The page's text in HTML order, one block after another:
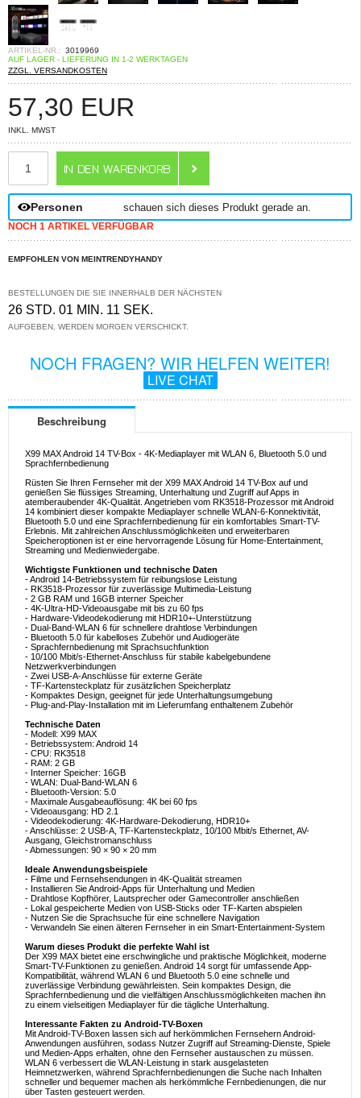
ARTIKEL-NR.: 3019969
AUF LAGER - LIEFERUNG IN 1-2 WERKTAGEN
ZZGL. VERSANDKOSTEN
57,30 EUR
INKL. MWST
Personen schauen sich dieses Produkt gerade an.
NOCH 1 ARTIKEL VERFÜGBAR
EMPFOHLEN VON MEINTRENDYHANDY
BESTELLUNGEN DIE SIE INNERHALB DER NÄCHSTEN
26 STD. 01 MIN. 11 SEK.
AUFGEBEN, WERDEN MORGEN VERSCHICKT.
NOCH FRAGEN? WIR HELFEN WEITER!
LIVE CHAT
Beschreibung
X99 MAX Android 14 TV-Box - 4K-Mediaplayer mit WLAN 6, Bluetooth 5.0 und
Sprachfernbedienung
Rüsten Sie Ihren Fernseher mit der X99 MAX Android 14 TV-Box auf und
genießen Sie flüssiges Streaming, Unterhaltung und Zugriff auf Apps in
atemberaubender 4K-Qualität. Angetrieben vom RK3518-Prozessor mit Android
14 kombiniert dieser kompakte Mediaplayer schnelle WLAN-6-Konnektivität,
Bluetooth 5.0 und eine Sprachfernbedienung für ein komfortables Smart-TV-
Erlebnis. Mit zahlreichen Anschlussmöglichkeiten und erweiterbaren
Speicheroptionen ist er eine hervorragende Lösung für Home-Entertainment,
Streaming und Medienwiedergabe.
Wichtigste Funktionen und technische Daten
- Android 14-Betriebssystem für reibungslose Leistung
- RK3518-Prozessor für zuverlässige Multimedia-Leistung
- 2 GB RAM und 16GB interner Speicher
- 4K-Ultra-HD-Videoausgabe mit bis zu 60 fps
- Hardware-Videodekodierung mit HDR10+-Unterstützung
- Dual-Band-WLAN 6 für schnellere drahtlose Verbindungen
- Bluetooth 5.0 für kabelloses Zubehör und Audiogeräte
- Sprachfernbedienung mit Sprachsuchfunktion
- 10/100 Mbit/s-Ethernet-Anschluss für stabile kabelgebundene
Netzwerkverbindungen
- Zwei USB-A-Anschlüsse für externe Geräte
- TF-Kartensteckplatz für zusätzlichen Speicherplatz
- Kompaktes Design, geeignet für jede Unterhaltungsumgebung
- Plug-and-Play-Installation mit im Lieferumfang enthaltenem Zubehör
Technische Daten
- Modell: X99 MAX
- Betriebssystem: Android 14
- CPU: RK3518
- RAM: 2 GB
- Interner Speicher: 16GB
- WLAN: Dual-Band-WLAN 6
- Bluetooth-Version: 5.0
- Maximale Ausgabeauflösung: 4K bei 60 fps
- Videoausgang: HD 2.1
- Videodekodierung: 4K-Hardware-Dekodierung, HDR10+
- Anschlüsse: 2 USB-A, TF-Kartensteckplatz, 10/100 Mbit/s Ethernet, AV-
Ausgang, Gleichstromanschluss
- Abmessungen: 90 × 90 × 20 mm
Ideale Anwendungsbeispiele
- Filme und Fernsehsendungen in 4K-Qualität streamen
- Installieren Sie Android-Apps für Unterhaltung und Medien
- Drahtlose Kopfhörer, Lautsprecher oder Gamecontroller anschließen
- Lokal gespeicherte Medien von USB-Sticks oder TF-Karten abspielen
- Nutzen Sie die Sprachsuche für eine schnellere Navigation
- Verwandeln Sie einen älteren Fernseher in ein Smart-Entertainment-System
Warum dieses Produkt die perfekte Wahl ist
Der X99 MAX bietet eine erschwingliche und praktische Möglichkeit, moderne
Smart-TV-Funktionen zu genießen. Android 14 sorgt für umfassende App-
Kompatibilität, während WLAN 6 und Bluetooth 5.0 eine schnelle und
zuverlässige Verbindung gewährleisten. Sein kompaktes Design, die
Sprachfernbedienung und die vielfältigen Anschlussmöglichkeiten machen ihn
zu einem vielseitigen Mediaplayer für die tägliche Unterhaltung.
Interessante Fakten zu Android-TV-Boxen
Mit Android-TV-Boxen lassen sich auf herkömmlichen Fernsehern Android-
Anwendungen ausführen, sodass Nutzer Zugriff auf Streaming-Dienste, Spiele
und Medien-Apps erhalten, ohne den Fernseher austauschen zu müssen.
WLAN 6 verbessert die WLAN-Leistung in stark ausgelasteten
Heimnetzwerken, während Sprachfernbedienungen die Suche nach Inhalten
schneller und bequemer machen als herkömmliche Fernbedienungen, die nur
über Tasten gesteuert werden.